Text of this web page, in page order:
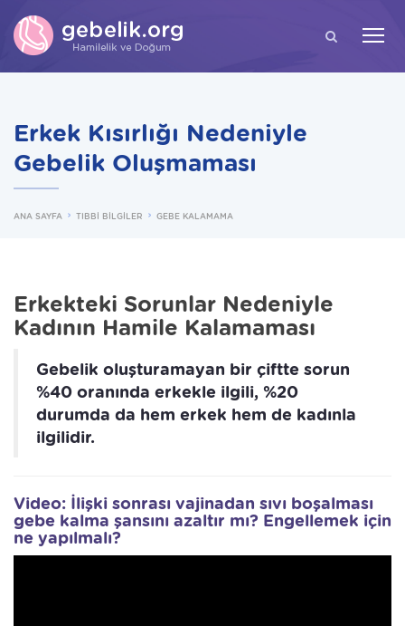
ARA
Erkek Kısırlığı Nedeniyle
Gebelik Oluşmaması
ANA SAYFA TIBBİ BİLGİLER GEBE KALAMAMA
Erkekteki Sorunlar Nedeniyle
Kadının Hamile Kalamaması
Gebelik oluşturamayan bir çiftte sorun
%40 oranında erkekle ilgili, %20
durumda da hem erkek hem de kadınla
ilgilidir.
Video: İlişki sonrası vajinadan sıvı boşalması
gebe kalma şansını azaltır mı? Engellemek için
ne yapılmalı?